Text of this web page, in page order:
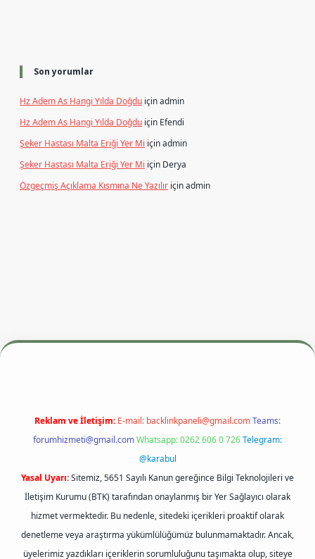
Son yorumlar
Hz Adem As Hangi Yılda Doğdu içinadmin
Hz Adem As Hangi Yılda Doğdu için Efendi
Şeker Hastası Malta Eriği Yer Mi içinadmin
Şeker Hastası Malta Eriği Yer Mi için Derya
Özgeçmiş Açıklama Kısmına Ne Yazılır içinadmin
betexper.xyzm elexbet
Reklam ve İletişim: E-mail: backlinkpaneli@gmail.comTeams:
forumhizmeti@gmail.comWhatsapp: 0262 606 0 726Telegram:
@karabul
Yasal Uyarı:Sitemiz, 5651 Sayılı Kanun gereğince Bilgi Teknolojileri ve
İletişim Kurumu (BTK) tarafından onaylanmış bir Yer Sağlayıcı olarak
hizmet vermektedir. Bu nedenle, sitedeki içerikleri proaktif olarak
denetleme veya araştırma yükümlülüğümüz bulunmamaktadır. Ancak,
üyelerimiz yazdıkları içeriklerin sorumluluğunu taşımakta olup, siteye